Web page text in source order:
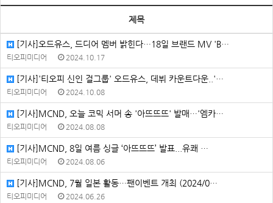
제목
[기사]오드유스, 드디어 멤버 밝힌다…18일 브랜드 MV 'B…
티오피미디어 2024.10.17
[기사]'티오피 신인 걸그룹' 오드유스, 데뷔 카운트다운..'…
티오피미디어 2024.10.08
[기사]MCND, 오늘 코믹 서머 송 '아뜨뜨뜨' 발매…'엠카…
티오피미디어 2024.08.08
[기사]MCND, 8일 여름 싱글 ‘아뜨뜨뜨’ 발표...유쾌 …
티오피미디어 2024.08.06
[기사]MCND, 7월 일본 활동…팬이벤트 개최 (2024/0…
티오피미디어 2024.06.26